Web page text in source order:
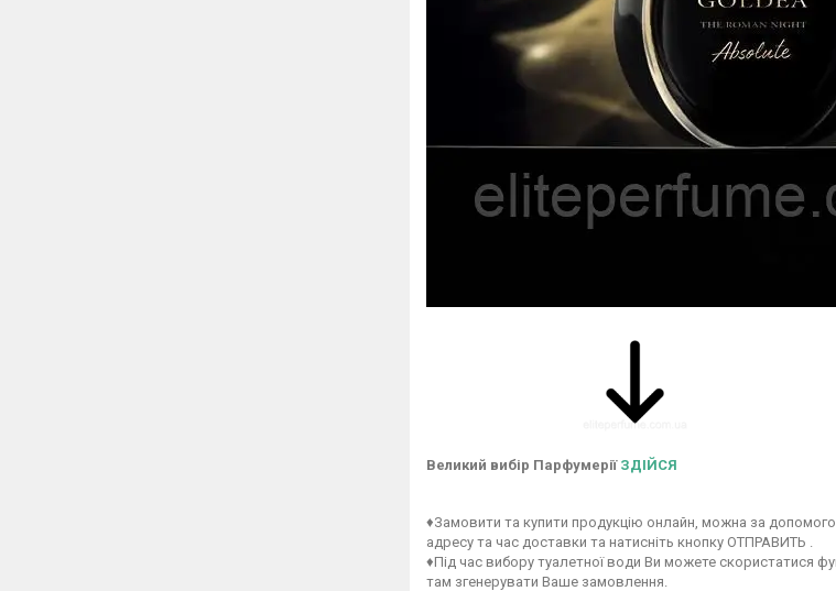
Великий вибір Парфумерії ЗДІЙСЯ
♦Замовити та купити продукцію онлайн, можна за
адресу та час доставки та натисніть кнопку ОТПРАВИТЬ .
♦Під час вибору туалетної води Ви можете скористатися
там згенерувати Ваше замовлення.